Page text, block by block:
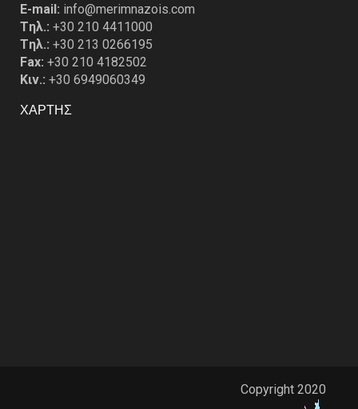
E-mail: info@merimnazois.com
Tηλ.: +30 210 4411000
Tηλ.: +30 213 0266195
Fax: +30 210 4182502
Κιν.: +30 6949060349
ΧΑΡΤΗΣ
Copyright 2020